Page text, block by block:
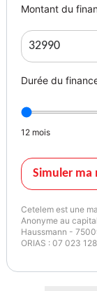
Montant du
Durée du
12 mois
Simuler ma
Cetelem est une
Anonyme au
Haussmann -
ORIAS : 07 023